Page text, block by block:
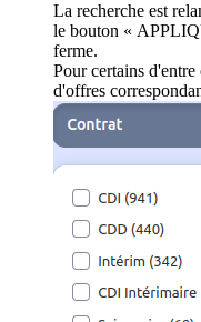
La recherche est
le bouton «
ferme.
Pour certains
d'offres